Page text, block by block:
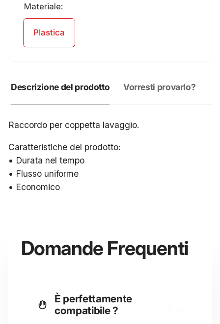
Materiale:
Plastica
Descrizione del prodotto Vorresti provarlo?
Raccordo per coppetta lavaggio.
Caratteristiche del prodotto:
• Durata nel tempo
• Flusso uniforme
• Economico
Domande Frequenti
È perfettamente
compatibile ?